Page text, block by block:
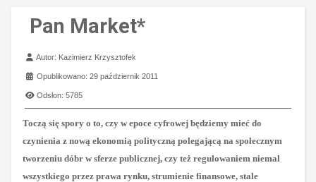
Pan Market*
Szczegóły
Autor: Kazimierz Krzysztofek
Opublikowano: 29 październik 2011
Odsłon: 5785
Toczą się spory o to, czy w epoce cyfrowej będziemy mieć do
czynienia z nową ekonomią polityczną polegającą na społecznym
tworzeniu dóbr w sferze publicznej, czy też regulowaniem niemal
wszystkiego przez prawa rynku, strumienie finansowe, stale